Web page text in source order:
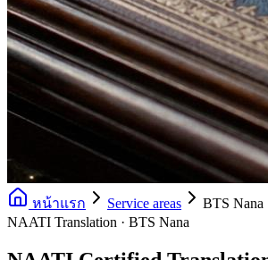
หน้าแรก Service areas BTS Nana
NAATI Translation · BTS Nana